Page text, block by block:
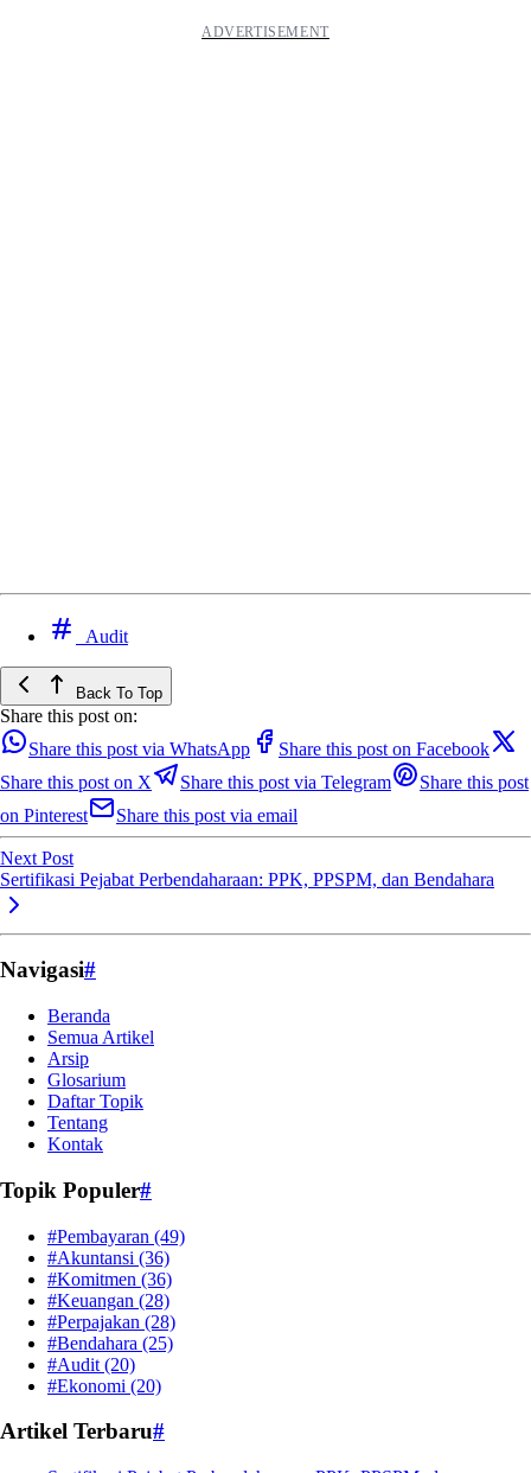
Audit
Back To Top
Share this post on:
Share this post via WhatsApp
Share this post on Facebook
Share this post on X
Share this post via Telegram
Share this post
on Pinterest
Share this post via email
Next Post
Sertifikasi Pejabat Perbendaharaan: PPK, PPSPM, dan Bendahara
Navigasi#
Beranda
Semua Artikel
Arsip
Glosarium
Daftar Topik
Tentang
Kontak
Topik Populer#
#Pembayaran (49)
#Akuntansi (36)
#Komitmen (36)
#Keuangan (28)
#Perpajakan (28)
#Bendahara (25)
#Audit (20)
#Ekonomi (20)
Artikel Terbaru#